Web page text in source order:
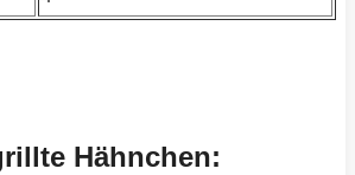
Hähnchen: